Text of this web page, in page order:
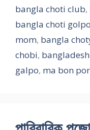
bangla choti club,
bangla choti
mom, bangla
chobi,
galpo, ma bon